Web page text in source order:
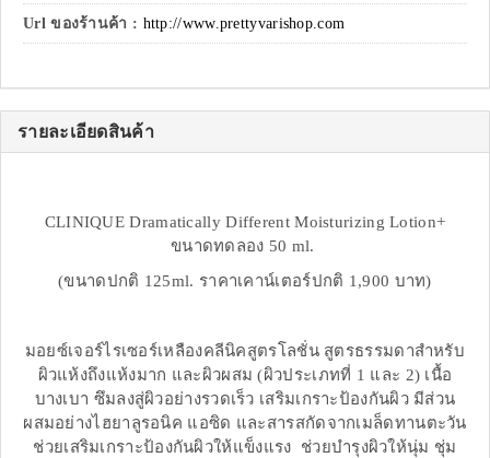
Url ของร้านค้า : http://www.prettyvarishop.com
รายละเอียดสินค้า
CLINIQUE Dramatically Different Moisturizing Lotion+
ขนาดทดลอง 50 ml.
(ขนาดปกติ 125ml. ราคาเคาน์เตอร์ปกติ 1,900 บาท)
มอยซ์เจอร์ไรเซอร์เหลืองคลีนิคสูตรโลชั่น สูตรธรรมดาสำหรับ
ผิวแห้งถึงแห้งมาก และผิวผสม (ผิวประเภทที่ 1 และ 2) เนื้อ
บางเบา ซึมลงสู่ผิวอย่างรวดเร็ว เสริมเกราะป้องกันผิว มีส่วน
ผสมอย่างไฮยาลูรอนิค แอซิด และสารสกัดจากเมล็ดทานตะวัน
ช่วยเสริมเกราะป้องกันผิวให้แข็งแรง ช่วยบำรุงผิวให้นุ่ม ชุ่ม